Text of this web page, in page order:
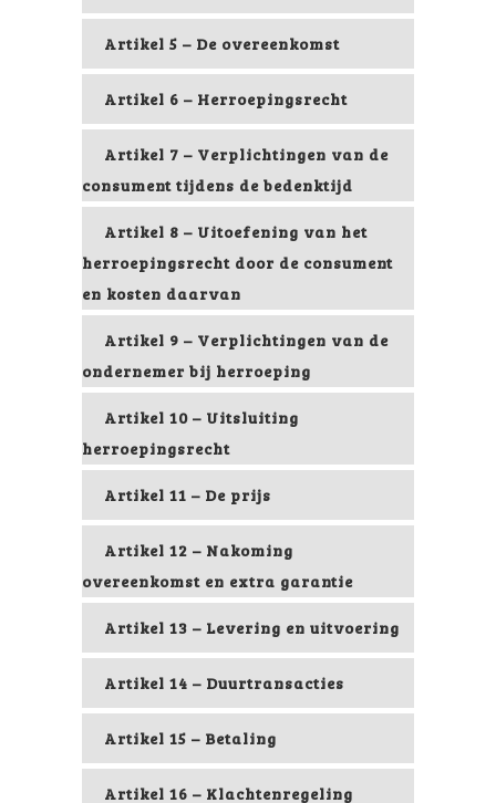
Artikel 5 – De overeenkomst
Artikel 6 – Herroepingsrecht
Artikel 7 – Verplichtingen van de
consument tijdens de bedenktijd
Artikel 8 – Uitoefening van het
herroepingsrecht door de consument
en kosten daarvan
Artikel 9 – Verplichtingen van de
ondernemer bij herroeping
Artikel 10 – Uitsluiting
herroepingsrecht
Artikel 11 – De prijs
Artikel 12 – Nakoming
overeenkomst en extra garantie
Artikel 13 – Levering en uitvoering
Artikel 14 – Duurtransacties
Artikel 15 – Betaling
Artikel 16 – Klachtenregeling